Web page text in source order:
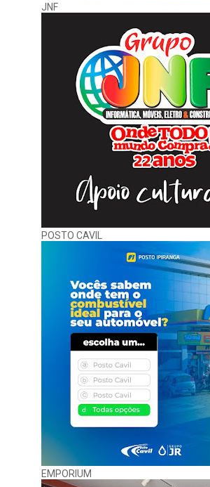
JNF
POSTO CAVIL
EMPORIUM